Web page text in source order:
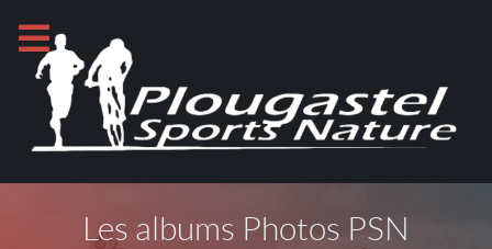
Les albums Photos PSN